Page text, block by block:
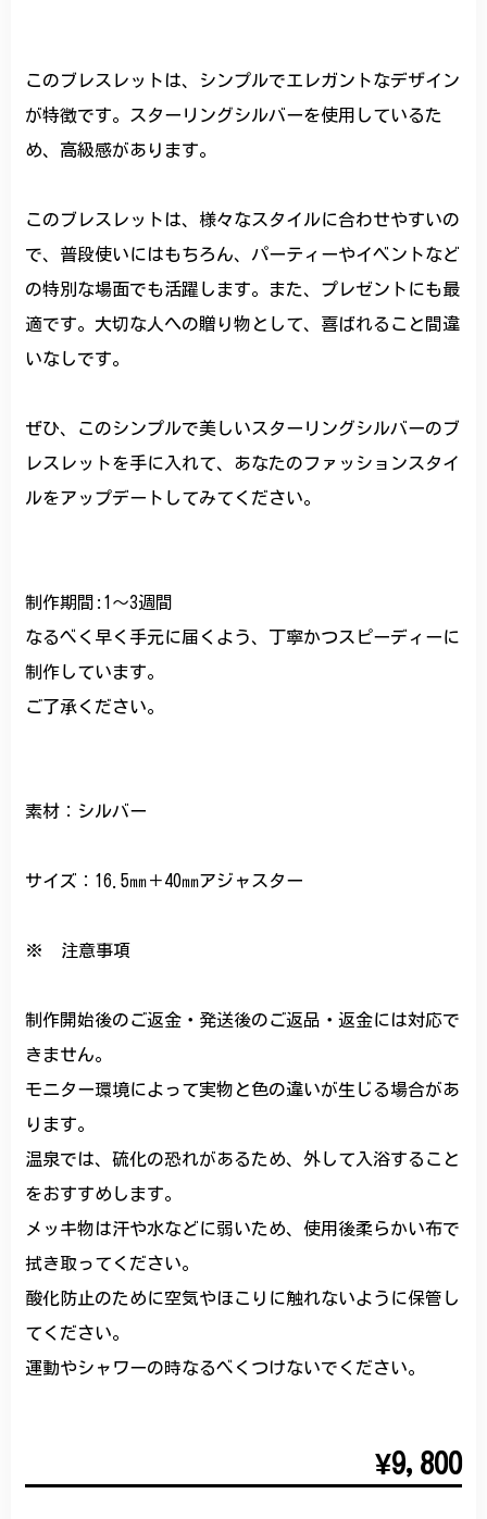
このブレスレットは、シンプルでエレガントなデザイン
が特徴です。スターリングシルバーを使用しているた
め、高級感があります。
このブレスレットは、様々なスタイルに合わせやすいの
で、普段使いにはもちろん、パーティーやイベントなど
の特別な場面でも活躍します。また、プレゼントにも最
適です。大切な人への贈り物として、喜ばれること間違
いなしです。
ぜひ、このシンプルで美しいスターリングシルバーのブ
レスレットを手に入れて、あなたのファッションスタイ
ルをアップデートしてみてください。
制作期間:1〜3週間
なるべく早く手元に届くよう、丁寧かつスピーディーに
制作しています。
ご了承ください。
素材：シルバー
サイズ：16.5㎜＋40㎜アジャスター
※ 注意事項
制作開始後のご返金・発送後のご返品・返金には対応で
きません。
モニター環境によって実物と色の違いが生じる場合があ
ります。
温泉では、硫化の恐れがあるため、外して入浴すること
をおすすめします。
メッキ物は汗や水などに弱いため、使用後柔らかい布で
拭き取ってください。
酸化防止のために空気やほこりに触れないように保管し
てください。
運動やシャワーの時なるべくつけないでください。
¥9,800